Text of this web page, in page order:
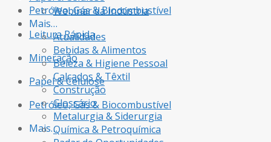
Webinar da Indústria
Leitura Rápida
Mineração
Papel & Celulose
Petróleo, Gás & Biocombustível
Mais…
Petróleo, Gás & Biocombustível
Mais…
Atualidades
Bebidas & Alimentos
Beleza & Higiene Pessoal
Calçados & Têxtil
Construção
Glossário
Metalurgia & Siderurgia
Química & Petroquímica